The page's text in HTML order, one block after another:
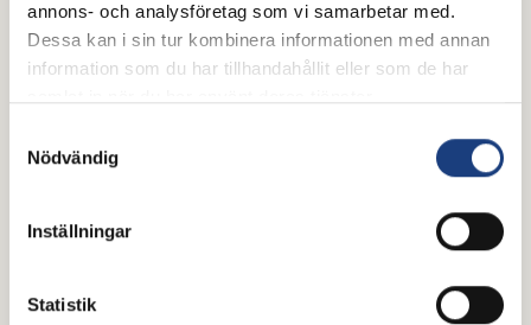
annons- och analysföretag som vi samarbetar med.
Dessa kan i sin tur kombinera informationen med annan
information som du har tillhandahållit eller som de har
Nödvändig
Inställningar
Statistik
Fremd från Knubbo